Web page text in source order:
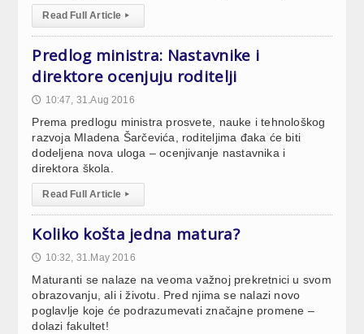
Read Full Article ▸
Predlog ministra: Nastavnike i
direktore ocenjuju roditelji
🕔 10:47, 31.Aug 2016
Prema predlogu ministra prosvete, nauke i tehnološkog
razvoja Mladena Šarčevića, roditeljima đaka će biti
dodeljena nova uloga – ocenjivanje nastavnika i
direktora škola.
Read Full Article ▸
Koliko košta jedna matura?
🕔 10:32, 31.May 2016
Maturanti se nalaze na veoma važnoj prekretnici u svom
obrazovanju, ali i životu. Pred njima se nalazi novo
poglavlje koje će podrazumevati značajne promene –
dolazi fakultet!